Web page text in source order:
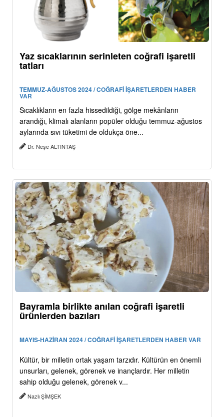
Yaz sıcaklarının serinleten coğrafi işaretli
tatları
TEMMUZ-AĞUSTOS 2024 / COĞRAFİ İŞARETLERDEN HABER
VAR
Sıcaklıkların en fazla hissedildiği, gölge mekânların
arandığı, klimalı alanların popüler olduğu temmuz-ağustos
aylarında sıvı tüketimi de oldukça öne...
Dr. Neşe ALTINTAŞ
Bayramla birlikte anılan coğrafi işaretli
ürünlerden bazıları
MAYIS-HAZİRAN 2024 / COĞRAFİ İŞARETLERDEN HABER VAR
Kültür, bir milletin ortak yaşam tarzıdır. Kültürün en önemli
unsurları, gelenek, görenek ve inançlardır. Her milletin
sahip olduğu gelenek, görenek v...
Nazlı ŞİMŞEK